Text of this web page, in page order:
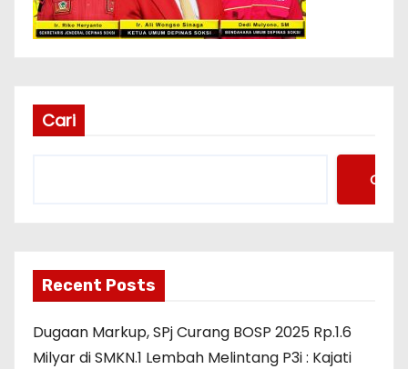
Cari
Cari
Recent Posts
Dugaan Markup, SPj Curang BOSP 2025 Rp.1.6
Milyar di SMKN.1 Lembah Melintang P3i : Kajati